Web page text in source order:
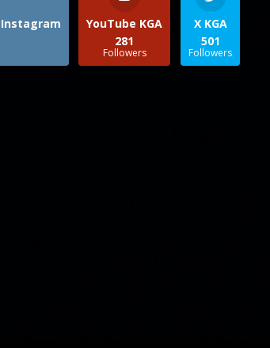
YouTube KGA
281
Followers
X KGA
501
Followers